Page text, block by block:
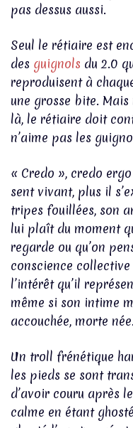
pas dessus aussi.
Seul le rétiaire est
des guignols du 2.0
reproduisent à
une grosse bite.
là, le rétiaire doit
n’aime pas les
« Credo », credo
sent vivant, plus il
tripes fouillées, son
lui plaît du moment
regarde ou qu’on
conscience
l’intérêt qu’il
même si son intime
accouchée, morte née.
Un troll frénétique
les pieds se sont
d’avoir couru après
calme en étant